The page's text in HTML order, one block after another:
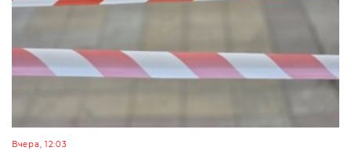
Вчера, 12:03